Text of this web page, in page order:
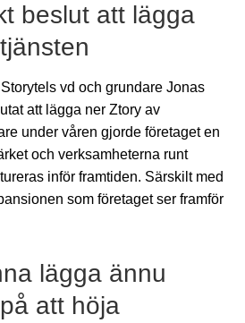
beslut att lägga
Storytels vd och grundare Jonas
att lägga ner Ztory av
under våren gjorde företaget en
och verksamheterna runt
inför framtiden. Särskilt med
som företaget ser framför
lägga ännu
att höja